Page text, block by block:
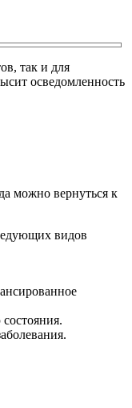
так и для
осведомленность
можно вернуться к
видов